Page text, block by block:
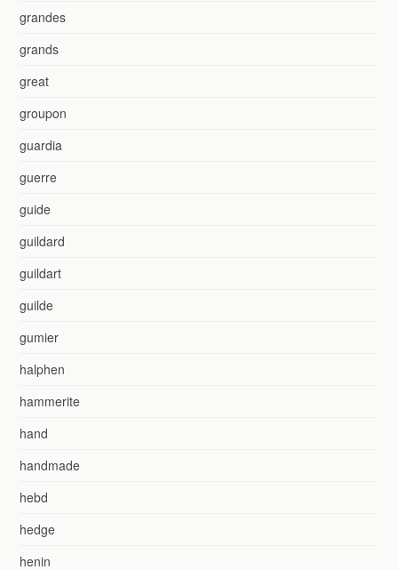
grandes
grands
great
groupon
guardia
guerre
guide
guildard
guildart
guilde
gumier
halphen
hammerite
hand
handmade
hebd
hedge
henin